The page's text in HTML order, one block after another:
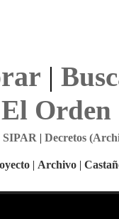
|
El Orden
SIPAR | Decretos
| Archivo |